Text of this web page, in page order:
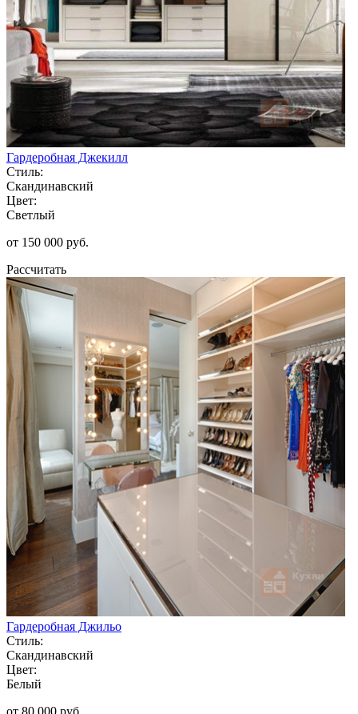
Гардеробная Джекилл
Стиль:
Скандинавский
Цвет:
Светлый
от 150 000 руб.
Рассчитать
Гардеробная Джильо
Стиль:
Скандинавский
Цвет:
Белый
от 80 000 руб.